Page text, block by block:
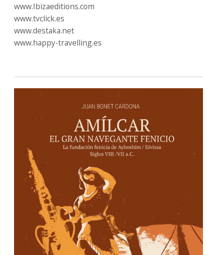
www.Ibizaeditions.com
www.tvclick.es
www.destaka.net
www.happy-travelling.es